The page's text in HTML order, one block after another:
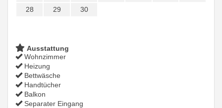
28
29 30
Ausstattung
Wohnzimmer
Heizung
Bettwäsche
Handtücher
Balkon
Separater Eingang